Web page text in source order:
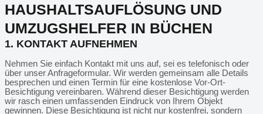
HAUSHALTSAUFLÖSUNG UND
UMZUGSHELFER IN BÜCHEN
1. KONTAKT AUFNEHMEN
Nehmen Sie einfach Kontakt mit uns auf, sei es telefonisch oder
über unser Anfrageformular. Wir werden gemeinsam alle Details
besprechen und einen Termin für eine kostenlose Vor-Ort-
Besichtigung vereinbaren. Während dieser Besichtigung werden
wir rasch einen umfassenden Eindruck von Ihrem Objekt
gewinnen. Diese Besichtigung ist nicht nur kostenfrei, sondern